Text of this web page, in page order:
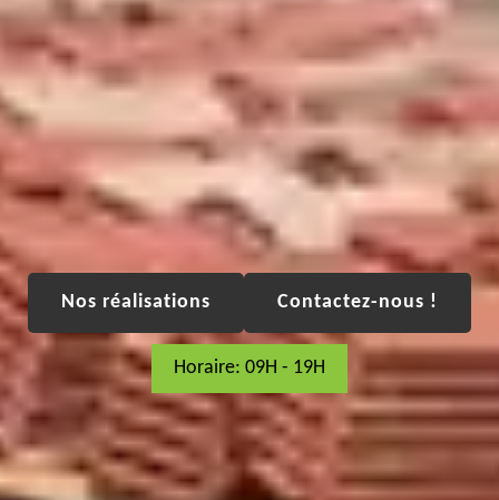
Nos réalisations Contactez-nous !
Horaire: 09H - 19H